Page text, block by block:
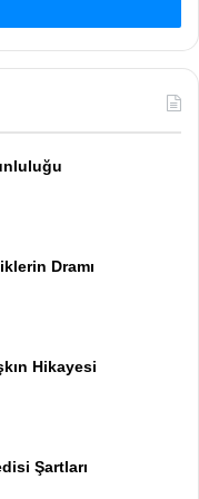
Dramı
Hikayesi
Şartları